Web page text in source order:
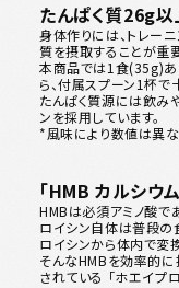
たんぱく質26g以
身体作りには、トレー
質を摂取することが重
本商品では1食(35g)あ
ら、付属スプーン1杯で
たんぱく質源には飲み
ンを採用しています。
*風味により数値は異な
「HMB カルシウ
HMBは必須アミノ酸で
ロイシン自体は普段の
ロイシンから体内で変
そんなHMBを効率的
されている 「ホエイプ